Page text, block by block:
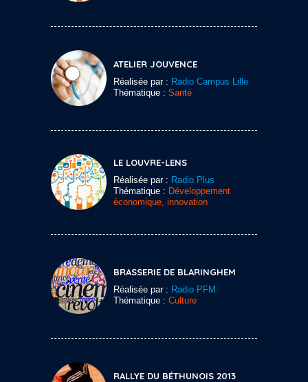
ATELIER JOUVENCE
Réalisée par : Radio Campus Lille
Thématique : Santé
LE LOUVRE-LENS
Réalisée par : Radio Plus
Thématique : Développement
économique, innovation
BRASSERIE DE BLARINGHEM
Réalisée par : Radio PFM
Thématique : Culture
RALLYE DU BÉTHUNOIS 2013